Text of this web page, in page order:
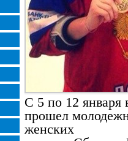
С 5 по 12 января
прошел
женских